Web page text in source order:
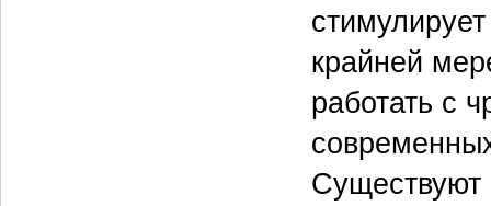
крайней
работать с
Существуют